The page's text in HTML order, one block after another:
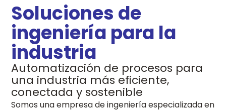
Soluciones de
ingeniería para la
industria
Automatización de procesos para
una industria más eficiente,
conectada y sostenible
Somos una empresa de ingeniería especializada en